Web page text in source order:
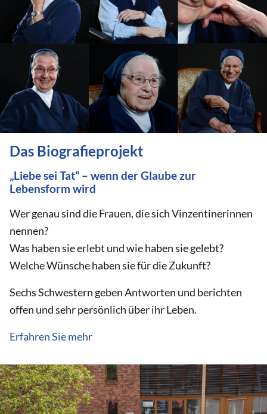
Das Biografieprojekt
„Liebe sei Tat“ – wenn der Glaube zur
Lebensform wird
Wer genau sind die Frauen, die sich Vinzentinerinnen
nennen?
Was haben sie erlebt und wie haben sie gelebt?
Welche Wünsche haben sie für die Zukunft?
Sechs Schwestern geben Antworten und berichten
offen und sehr persönlich über ihr Leben.
Erfahren Sie mehr